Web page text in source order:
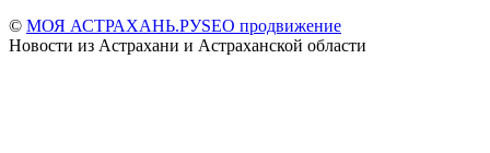
© МОЯ АСТРАХАНЬ.РУSEO продвижение
Новости из Астрахани и Астраханской области